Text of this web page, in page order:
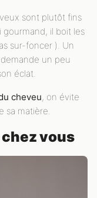
sont plutôt fins
gourmand, il boit les
sur-foncer ). Un
un peu
éclat.
cheveu, on évite
sa matière.
vous